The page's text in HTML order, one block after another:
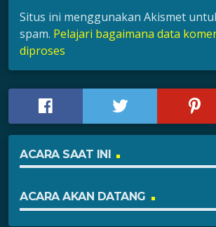
Situs ini menggunakan Akismet
spam. Pelajari bagaimana data
diproses
ACARA SAAT INI
ACARA AKAN DATANG